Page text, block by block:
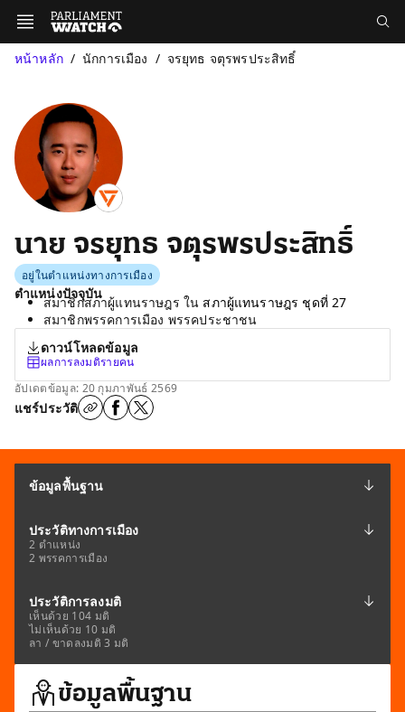
หน้าหลัก นักการเมือง จรยุทธ จตุรพรประสิทธิ์
นาย จรยุทธ จตุรพรประสิทธิ์
อยู่ในตำแหน่งทางการเมือง
ตำแหน่งปัจจุบัน
สมาชิกสภาผู้แทนราษฎร ใน สภาผู้แทนราษฎร ชุดที่ 27
สมาชิกพรรคการเมือง พรรคประชาชน
ดาวน์โหลดข้อมูล
ผลการลงมติรายคน
อัปเดตข้อมูล: 20 กุมภาพันธ์ 2569
แชร์ประวัติ
ข้อมูลพื้นฐาน
ประวัติทางการเมือง
2 ตำแหน่ง
2 พรรคการเมือง
ประวัติการลงมติ
เห็นด้วย 104 มติ
ไม่เห็นด้วย 10 มติ
ลา / ขาดลงมติ 3 มติ
ข้อมูลพื้นฐาน